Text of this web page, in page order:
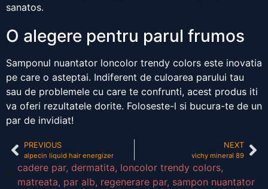
sanatos.
O alegere pentru parul frumos
Samponul nuantator loncolor trendy colors este inovatia
pe care o asteptai. Indiferent de culoarea parului tau
sau de problemele cu care te confrunti, acest produs iti
va oferi rezultatele dorite. Foloseste-l si bucura-te de un
par de invidiat!
PREVIOUS
alpecin liquid hair energizer
NEXT
vichy mineral 89
cadere par, dermatita, loncolor trendy colors,
matreata, par alb, regenerare par, sampon nuantator